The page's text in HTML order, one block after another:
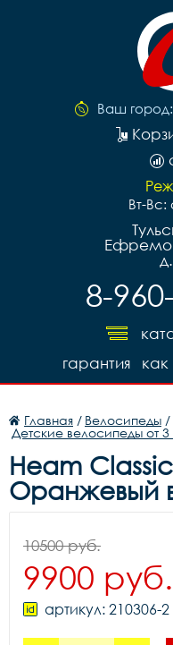
Ваш город:
Вт-Вс:
8-
как
гарантия
Главная / Велосипеды /
Детские велосипеды от 3
Heam
Оранжевый
10500 руб.
9900 руб.
артикул: 210306-2